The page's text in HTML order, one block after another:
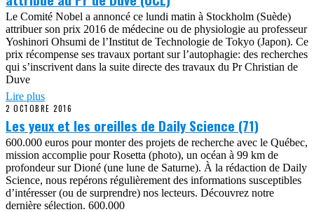
Le Comité Nobel a annoncé ce lundi matin à Stockholm (Suède)
attribuer son prix 2016 de médecine ou de physiologie au professeur
Yoshinori Ohsumi de l’Institut de Technologie de Tokyo (Japon). Ce
prix récompense ses travaux portant sur l’autophagie: des recherches
qui s’inscrivent dans la suite directe des travaux du Pr Christian de
Duve
Lire plus
2 OCTOBRE 2016
Les yeux et les oreilles de Daily Science (71)
600.000 euros pour monter des projets de recherche avec le Québec,
mission accomplie pour Rosetta (photo), un océan à 99 km de
profondeur sur Dioné (une lune de Saturne). À la rédaction de Daily
Science, nous repérons régulièrement des informations susceptibles
d’intéresser (ou de surprendre) nos lecteurs. Découvrez notre
dernière sélection. 600.000